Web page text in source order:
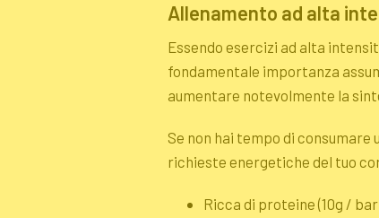
Allenamento ad alta
Essendo esercizi ad alta
fondamentale importanza
aumentare notevolmente la
Se non hai tempo di consumare
richieste energetiche del tuo
Ricca di proteine (10g /